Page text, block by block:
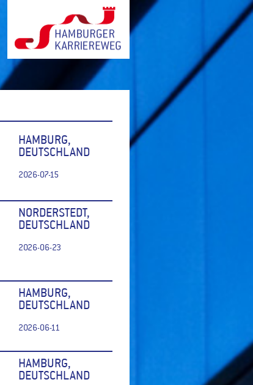
HAMBURG,
DEUTSCHLAND
2026-07-15
NORDERSTEDT,
DEUTSCHLAND
2026-06-23
HAMBURG,
DEUTSCHLAND
2026-06-11
HAMBURG,
DEUTSCHLAND